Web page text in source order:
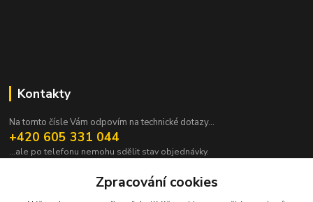
Kontakty
Na tomto čísle Vám odpovím na technické dotazy...
+420 605 331 044
...ale po telefonu nemohu sdělit stav objednávky.
pavek@janpavek.comZpracování cookies